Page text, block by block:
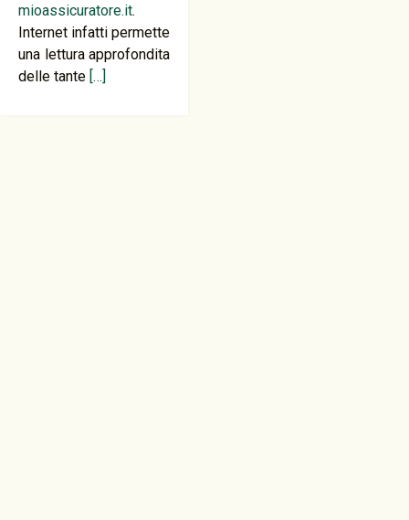
mioassicuratore.it.
Internet infatti permette
una lettura approfondita
delle tante […]